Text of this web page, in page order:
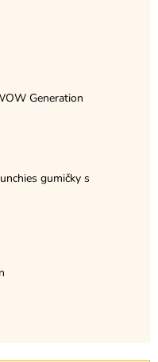
Generation
gumičky s